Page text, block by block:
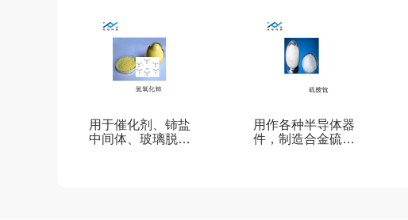
用于催化剂、铈盐
中间体、玻璃脱色
用作各种半导体器
件，制造合金硫酸